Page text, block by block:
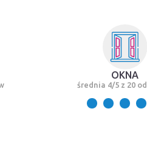
OKNA
średnia 4/5 z 20